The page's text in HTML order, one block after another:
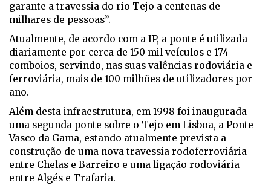
garante a travessia do rio Tejo a centenas de
milhares de pessoas”.
Atualmente, de acordo com a IP, a ponte é utilizada
diariamente por cerca de 150 mil veículos e 174
comboios, servindo, nas suas valências rodoviária e
ferroviária, mais de 100 milhões de utilizadores por
ano.
Além desta infraestrutura, em 1998 foi inaugurada
uma segunda ponte sobre o Tejo em Lisboa, a Ponte
Vasco da Gama, estando atualmente prevista a
construção de uma nova travessia rodoferroviária
entre Chelas e Barreiro e uma ligação rodoviária
entre Algés e Trafaria.